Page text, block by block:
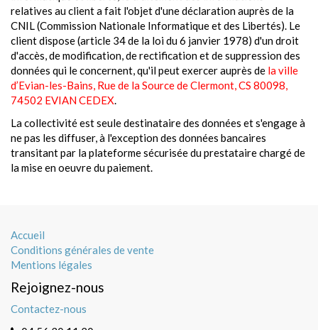
relatives au client a fait l'objet d'une déclaration auprès de la
CNIL (Commission Nationale Informatique et des Libertés). Le
client dispose (article 34 de la loi du 6 janvier 1978) d'un droit
d'accès, de modification, de rectification et de suppression des
données qui le concernent, qu'il peut exercer auprès de la ville
d’Evian-les-Bains, Rue de la Source de Clermont, CS 80098,
74502 EVIAN CEDEX.
La collectivité est seule destinataire des données et s'engage à
ne pas les diffuser, à l'exception des données bancaires
transitant par la plateforme sécurisée du prestataire chargé de
la mise en oeuvre du paiement.
Accueil
Conditions générales de vente
Mentions légales
Rejoignez-nous
Contactez-nous